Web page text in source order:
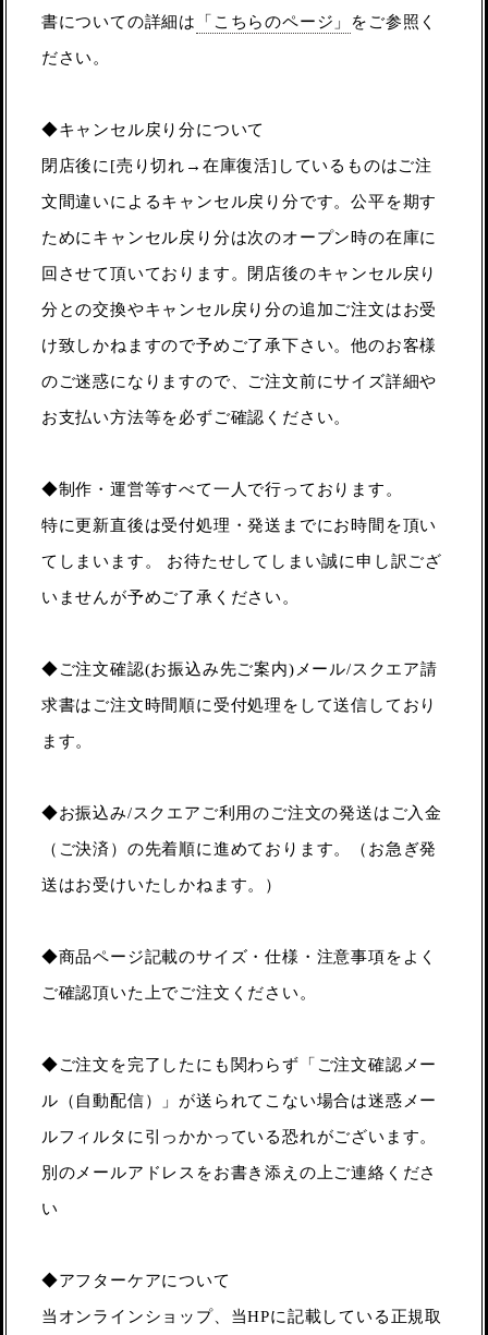
書についての詳細は 「こちらのページ」 をご参照く
ださい。
◆キャンセル戻り分について
閉店後に[売り切れ→在庫復活]しているものはご注
文間違いによるキャンセル戻り分です。公平を期す
ためにキャンセル戻り分は次のオープン時の在庫に
回させて頂いております。閉店後のキャンセル戻り
分との交換やキャンセル戻り分の追加ご注文はお受
け致しかねますので予めご了承下さい。他のお客様
のご迷惑になりますので、ご注文前にサイズ詳細や
お支払い方法等を必ずご確認ください。
◆制作・運営等すべて一人で行っております。
特に更新直後は受付処理・発送までにお時間を頂い
てしまいます。 お待たせしてしまい誠に申し訳ござ
いませんが予めご了承ください。
◆ご注文確認(お振込み先ご案内)メール/スクエア請
求書はご注文時間順に受付処理をして送信しており
ます。
◆お振込み/スクエアご利用のご注文の発送はご入金
（ご決済）の先着順に進めております。（お急ぎ発
送はお受けいたしかねます。）
◆商品ページ記載のサイズ・仕様・注意事項をよく
ご確認頂いた上でご注文ください。
◆ご注文を完了したにも関わらず「ご注文確認メー
ル（自動配信）」が送られてこない場合は迷惑メー
ルフィルタに引っかかっている恐れがございます。
別のメールアドレスをお書き添えの上ご連絡くださ
い
◆アフターケアについて
当オンラインショップ、当HPに記載している正規取